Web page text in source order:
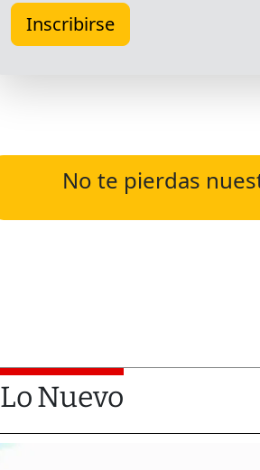
No te pierdas
Lo Nuevo